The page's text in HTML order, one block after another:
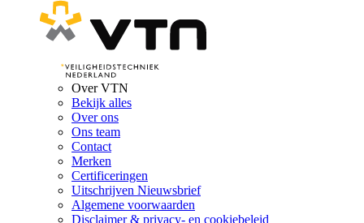
Over VTN
Bekijk alles
Over ons
Ons team
Contact
Merken
Certificeringen
Uitschrijven Nieuwsbrief
Algemene voorwaarden
Disclaimer & privacy- en cookiebeleid